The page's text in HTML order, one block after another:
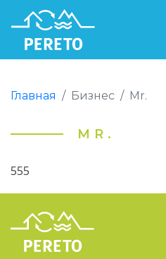
Главная Бизнес Mr.
MR.
555